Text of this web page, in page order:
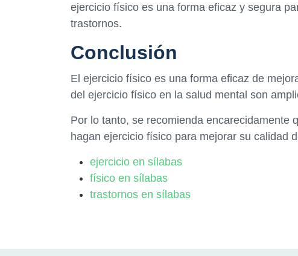
ejercicio físico es una forma eficaz y segura
trastornos.
Conclusión
El ejercicio físico es una forma eficaz de
del ejercicio físico en la salud mental son
Por lo tanto, se recomienda encarecidamente
hagan ejercicio físico para mejorar su calidad
ejercicio en sílabas
físico en sílabas
trastornos en sílabas